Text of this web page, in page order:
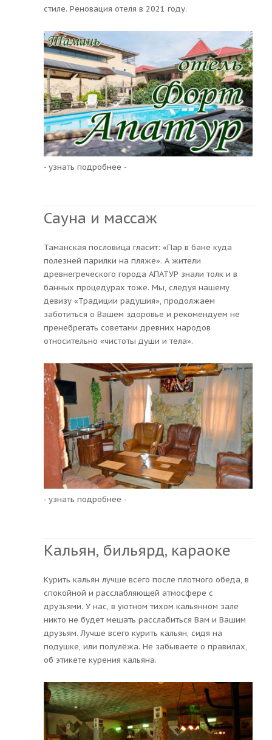
стиле. Реновация отеля в 2021 году.
- узнать подробнее -
Сауна и массаж
Таманская пословица гласит: «Пар в бане куда
полезней парилки на пляже». А жители
древнегреческого города АПАТУР знали толк и в
банных процедурах тоже. Мы, следуя нашему
девизу «Традиции радушия», продолжаем
заботиться о Вашем здоровье и рекомендуем не
пренебрегать советами древних народов
относительно «чистоты души и тела».
- узнать подробнее -
Кальян, бильярд, караоке
Курить кальян лучше всего после плотного обеда, в
спокойной и расслабляющей атмосфере с
друзьями. У нас, в уютном тихом кальянном зале
никто не будет мешать расслабиться Вам и Вашим
друзьям. Лучше всего курить кальян, сидя на
подушке, или полулёжа. Не забываете о правилах,
об этикете курения кальяна.